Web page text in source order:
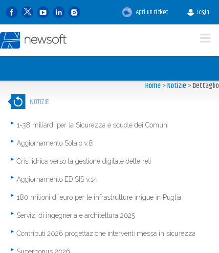
Apri un ticket Login
Home>Notizie>Dettaglio
NOTIZIE
1-38 miliardi per la Sicurezza e scuole dei Comuni
Aggiornamento Solaio v.8
Crisi idrica verso la gestione digitale delle reti
Aggiornamento EDISIS v.14
180 milioni di euro per le infrastrutture irrigue in Puglia
Servizi di ingegneria e architettura 2025
Contributi 2026 progettazione interventi messa in sicurezza